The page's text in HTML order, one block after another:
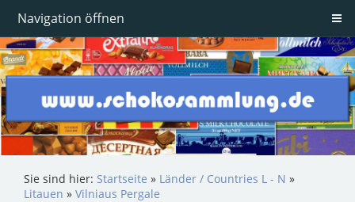
Navigation öffnen
Sie sind hier: Startseite » Länder / Countries L - N »
Litauen » Vilniaus Pergale